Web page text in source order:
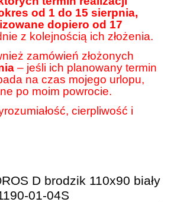
od 1 do 15 sierpnia,
dopiero od 17
z kolejnością ich złożenia.
zamówień złożonych
– jeśli ich planowany termin
na czas mojego urlopu,
po moim powrocie.
cierpliwość i
D brodzik 110x90 biały
01-04S